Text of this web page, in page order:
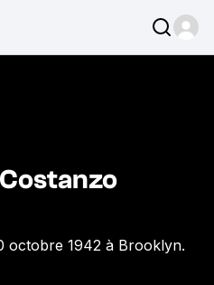
octobre 1942 à Brooklyn.